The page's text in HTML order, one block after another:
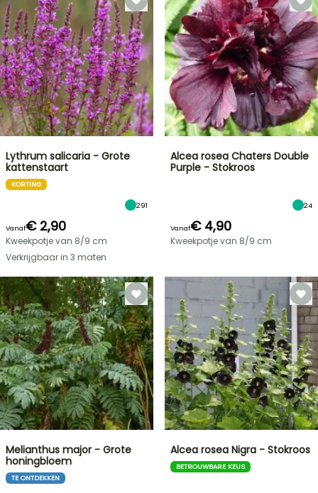
Lythrum salicaria - Grote
kattenstaart
KORTING
291
Vanaf€ 2,90
Kweekpotje van 8/9 cm
Verkrijgbaar in 3 maten
Alcea rosea Chaters Double
Purple - Stokroos
24
Vanaf€ 4,90
Kweekpotje van 8/9 cm
Melianthus major - Grote
honingbloem
TE ONTDEKKEN
Alcea rosea Nigra - Stokroos
BETROUWBARE KEUS